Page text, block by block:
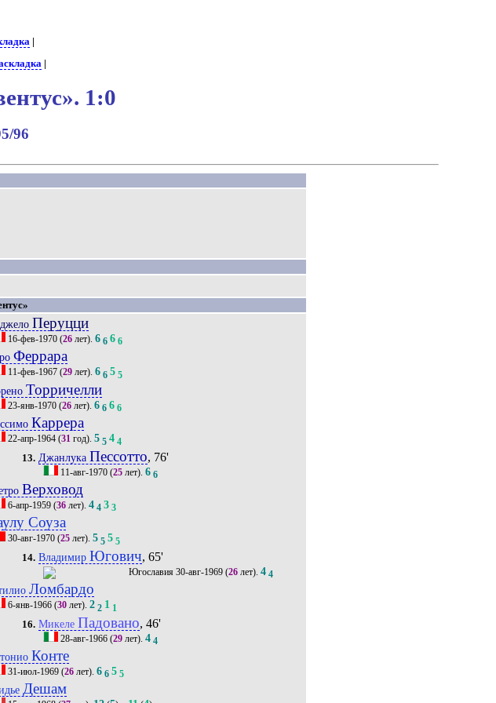
|
|
1:0
96
Перуцци
16-фев-1970 (26 лет).6 6 6 6
Феррара
11-фев-1967 (29 лет).6 6 5 5
Торричелли
23-янв-1970 (26 лет).6 6 6 6
Каррера
22-апр-1964 (31 год).5 5 4 4
13. Джанлука Пессотто, 76'
11-авг-1970(25лет). 6 6
Верховод
6-апр-1959 (36 лет).4 4 3 3
Соуза
30-авг-1970 (25 лет).5 5 5 5
14. Владимир Югович, 65'
30-авг-1969 (26 лет).4 4
Ломбардо
6-янв-1966 (30 лет).2 2 1 1
16. Микеле Падовано, 46'
28-авг-1966(29лет). 4 4
Конте
31-июл-1969 (26 лет).6 6 5 5
Дешам